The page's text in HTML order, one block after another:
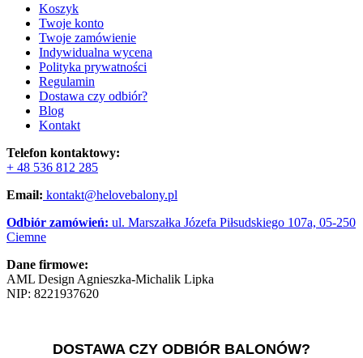
Koszyk
Twoje konto
Twoje zamówienie
Indywidualna wycena
Polityka prywatności
Regulamin
Dostawa czy odbiór?
Blog
Kontakt
Telefon kontaktowy:
+ 48 536 812 285
Email: kontakt@helovebalony.pl
Odbiór zamówień: ul. Marszałka Józefa Piłsudskiego 107a, 05-250
Ciemne
Dane firmowe:
AML Design Agnieszka-Michalik Lipka
NIP: 8221937620
DOSTAWA CZY ODBIÓR BALONÓW?